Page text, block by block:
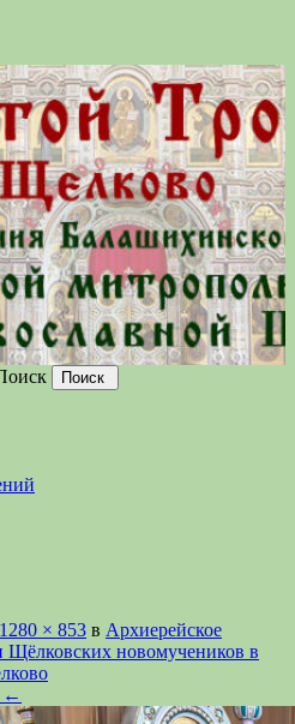
Церкви
1280 × 853 в Архиерейское
Щёлковских новомучеников в
←